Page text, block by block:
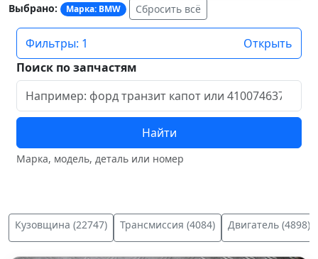
Выбрано: Марка: BMW Сбросить всё
Фильтры: 1
Открыть
Поиск по запчастям
Найти
Марка, модель, деталь или номер
Кузовщина (22747) Трансмиссия (4084) Двигатель (4898)